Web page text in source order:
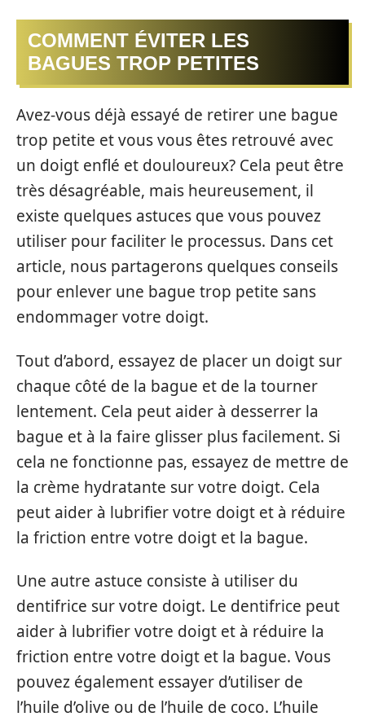
COMMENT ÉVITER LES
BAGUES TROP PETITES
Avez-vous déjà essayé de retirer une bague
trop petite et vous vous êtes retrouvé avec
un doigt enflé et douloureux? Cela peut être
très désagréable, mais heureusement, il
existe quelques astuces que vous pouvez
utiliser pour faciliter le processus. Dans cet
article, nous partagerons quelques conseils
pour enlever une bague trop petite sans
endommager votre doigt.
Tout d’abord, essayez de placer un doigt sur
chaque côté de la bague et de la tourner
lentement. Cela peut aider à desserrer la
bague et à la faire glisser plus facilement. Si
cela ne fonctionne pas, essayez de mettre de
la crème hydratante sur votre doigt. Cela
peut aider à lubrifier votre doigt et à réduire
la friction entre votre doigt et la bague.
Une autre astuce consiste à utiliser du
dentifrice sur votre doigt. Le dentifrice peut
aider à lubrifier votre doigt et à réduire la
friction entre votre doigt et la bague. Vous
pouvez également essayer d’utiliser de
l’huile d’olive ou de l’huile de coco. L’huile